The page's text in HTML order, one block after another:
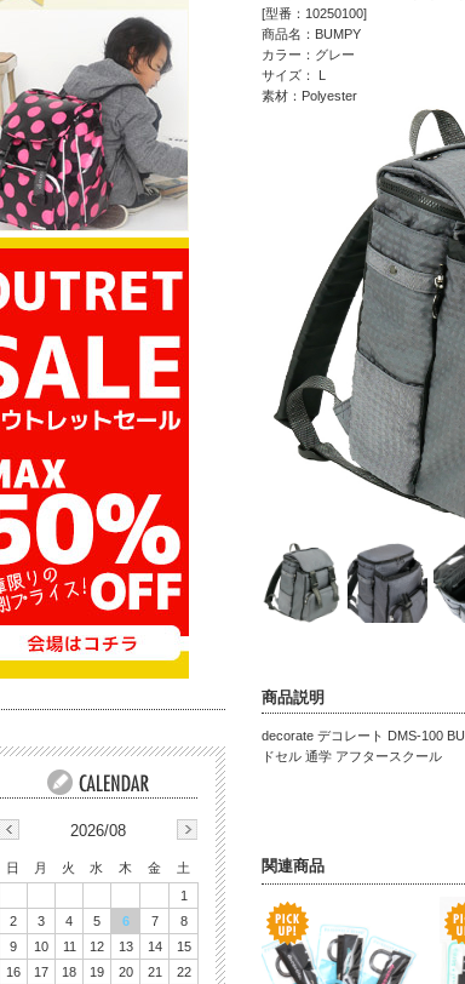
[型番：10250100]
商品名：BUMPY
カラー：グレー
サイズ： L
素材：Polyester
商品説明
decorate デコレート DMS-100
ドセル 通学 アフタースクール
関連商品
2026/08
日 月 火 水 木 金
土
1
2
3 4 5 6 7
8
9
10 11 12 13 14
15
16
17 18 19 20 21
22